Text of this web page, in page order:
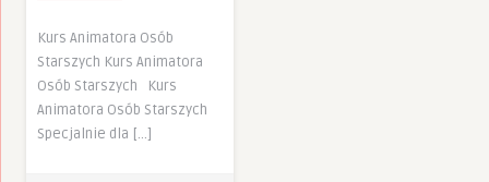
Kurs Animatora Osób
Starszych Kurs Animatora
Osób Starszych Kurs
Animatora Osób Starszych
Specjalnie dla […]